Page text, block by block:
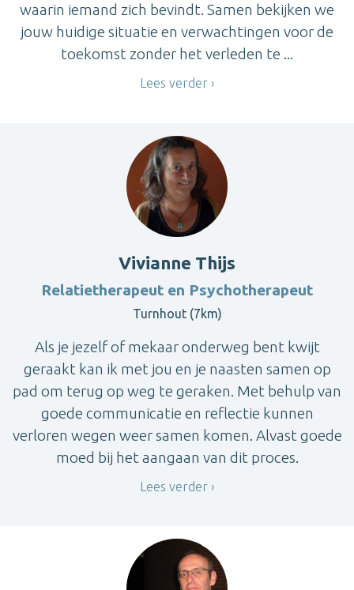
waarin iemand zich bevindt. Samen bekijken we
jouw huidige situatie en verwachtingen voor de
toekomst zonder het verleden te ...
Lees verder
Vivianne Thijs
Relatietherapeut en Psychotherapeut
Turnhout (7km)
Als je jezelf of mekaar onderweg bent kwijt
geraakt kan ik met jou en je naasten samen op
pad om terug op weg te geraken. Met behulp van
goede communicatie en reflectie kunnen
verloren wegen weer samen komen. Alvast goede
moed bij het aangaan van dit proces.
Lees verder